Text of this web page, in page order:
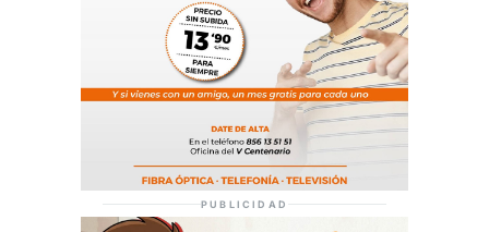
PUBLICIDAD